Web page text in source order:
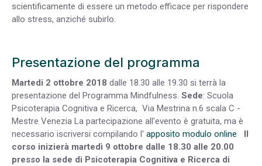
scientificamente di essere un metodo efficace per rispondere
allo stress, anziché subirlo.
Presentazione del programma
Martedi 2 ottobre 2018 dalle 18.30 alle 19.30 si terrà la
presentazione del Programma Mindfulness. Sede: Scuola
Psicoterapia Cognitiva e Ricerca, Via Mestrina n.6 scala C -
Mestre Venezia La partecipazione all'evento è gratuita, ma è
necessario iscriversi compilando l' apposito modulo online
Il
corso inizierà martedì 9 ottobre dalle 18.30 alle 20.00
presso la sede di Psicoterapia Cognitiva e Ricerca di